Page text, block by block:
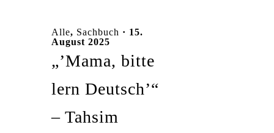
Alle, Sachbuch · 15.
August 2025
„’Mama, bitte
lern Deutsch’“
– Tahsim